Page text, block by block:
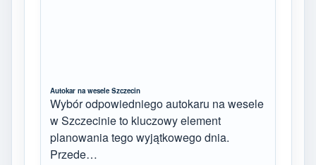
Autokar na wesele Szczecin
Wybór odpowiedniego autokaru na wesele
w Szczecinie to kluczowy element
planowania tego wyjątkowego dnia.
Przede…